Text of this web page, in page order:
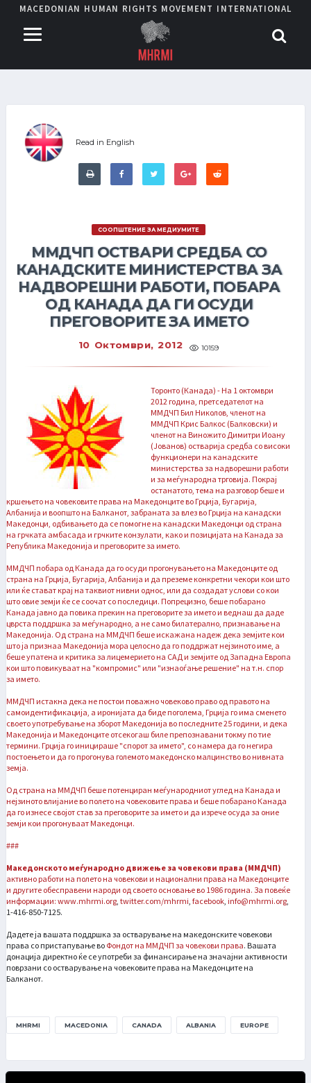
MACEDONIAN HUMAN RIGHTS MOVEMENT INTERNATIONAL
Read in English
СООПШТЕНИЕ ЗА МЕДИУМИТЕ
ММДЧП ОСТВАРИ СРЕДБА СО
КАНАДСКИТЕ МИНИСТЕРСТВА ЗА
НАДВОРЕШНИ РАБОТИ, ПОБАРА
ОД КАНАДА ДА ГИ ОСУДИ
ПРЕГОВОРИТЕ ЗА ИМЕТО
10 Октомври, 2012 10159
Торонто (Канада) - На 1 октомври
2012 година, претседателот на
ММДЧП Бил Николов, членот на
ММДЧП Крис Балкос (Балковски) и
членот на Виножито Димитри Иоану
(Јованов) остварија средба со високи
функционери на канадските
министерства за надворешни работи
и за меѓународна трговија. Покрај
останатото, тема на разговор беше и
кршењето на човековите права на Македонците во Грција, Бугарија,
Албанија и воопшто на Балканот, забраната за влез во Грција на канадски
Македонци, одбивањето да се помогне на канадски Македонци од страна
на грчката амбасада и грчките конзулати, како и позицијата на Канада за
Република Македонија и преговорите за името.
ММДЧП побара од Канада да го осуди прогонувањето на Македонците од
страна на Грција, Бугарија, Албанија и да преземе конкретни чекори кои што
или ќе стават крај на таквиот нивни однос, или да создадат услови со кои
што овие земји ќе се соочат со последици. Попрецизно, беше побарано
Канада јавно да повика прекин на преговорите за името и веднаш да даде
цврста поддршка за меѓународно, а не само билатерално, признавање на
Македонија. Од страна на ММДЧП беше искажана надеж дека земјите кои
што ја признаа Македонија мора целосно да го поддржат нејзиното име, а
беше упатена и критика за лицемерието на САД и земјите од Западна Европа
кои што повикуваат на "компромис" или "изнаоѓање решение" на т.н. спор
за името.
ММДЧП истакна дека не постои поважно човеково право од правото на
самоидентификација, а иронијата да биде поголема, Грција го има сменето
своето употребување на зборот Македонија во последните 25 години, и дека
Македонија и Македонците отсекогаш биле препознавани токму по тие
термини. Грција го иницираше "спорот за името", со намера да го негира
постоењето и да го прогонува големото македонско малцинство во нивната
земја.
Од страна на ММДЧП беше потенциран меѓународниот углед на Канада и
нејзиното влијание во полето на човековите права и беше побарано Канада
да го изнесе својот став за преговорите за името и да изрече осуда за оние
земји кои прогонуваат Македонци.
###
Македонското меѓународно движење за човекови права (ММДЧП)
активно работи на полето на човекови и национални права на Македонците
и другите обесправени народи од своето основање во 1986 година. За повеќе
информации: www.mhrmi.org, twitter.com/mhrmi, facebook, info@mhrmi.org,
1-416-850-7125.
Дадете ја вашата поддршка за остварување на македонските човекови
права со пристапување во Фондот на ММДЧП за човекови права. Вашaтa
донација директно ќе се употреби за финансирање на значајни активности
поврзани со остварување на човековите права на Македонците на
Балканот.
MHRMI MACEDONIA CANADA ALBANIA EUROPE